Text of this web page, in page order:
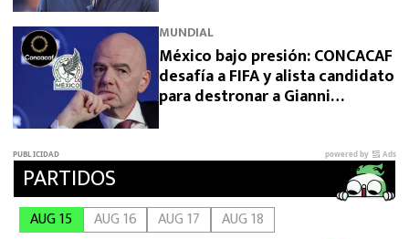
MUNDIAL
México bajo presión: CONCACAF
desafía a FIFA y alista candidato
para destronar a Gianni